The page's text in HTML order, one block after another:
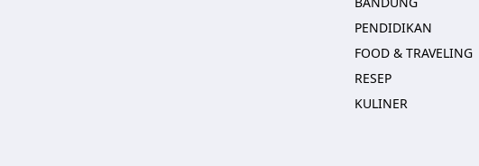
PENDIDIKAN
FOOD & TRAVELING
RESEP
KULINER